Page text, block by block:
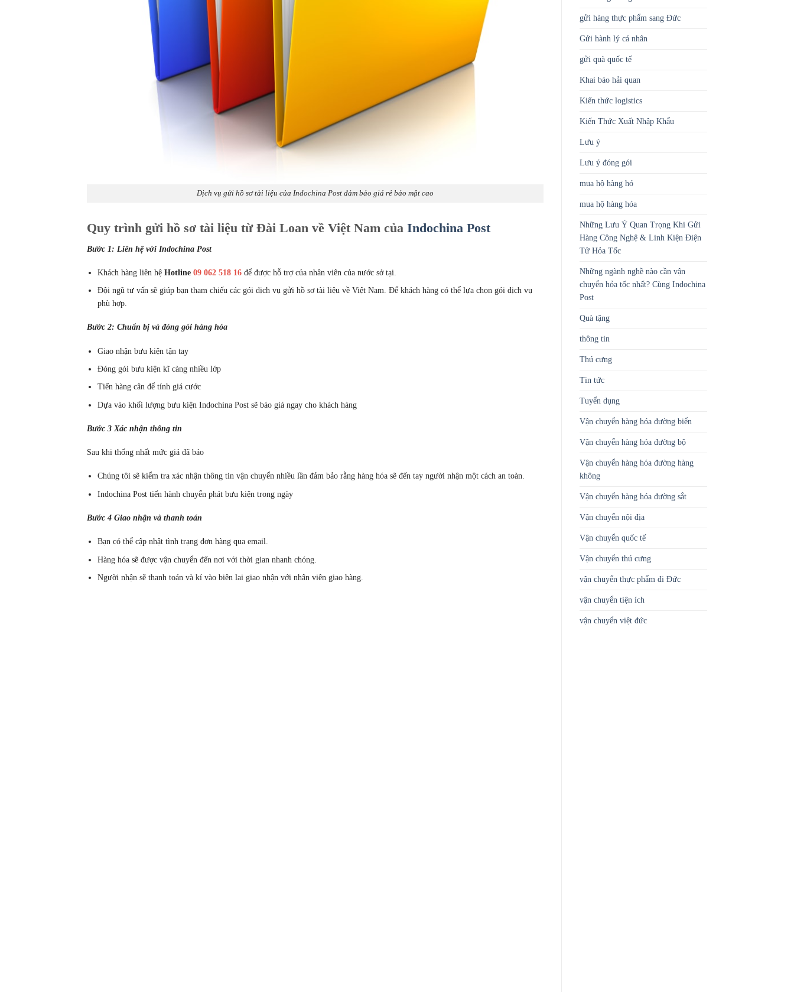
Dịch vụ gửi hồ sơ tài liệu của Indochina Post đảm bảo giá rẻ bảo mật cao
Quy trình gửi hồ sơ tài liệu từ Đài Loan về Việt Nam của Indochina Post
Bước 1: Liên hệ với Indochina Post
Khách hàng liên hệHotline 09 062 518 16để được hỗ trợ của nhân viên của nước sở tại.
Đội ngũ tư vấn sẽ giúp bạn tham chiếu các gói dịch vụ gửi hồ sơ tài liệu về Việt Nam. Để khách hàng có thể lựa chọn gói dịch vụ
phù hợp.
Bước 2: Chuẩn bị và đóng gói hàng hóa
Giao nhận bưu kiện tận tay
Đóng gói bưu kiện kĩ càng nhiều lớp
Tiến hàng cân để tính giá cước
Dựa vào khối lượng bưu kiện Indochina Post sẽ báo giá ngay cho khách hàng
Bước 3 Xác nhận thông tin
Sau khi thống nhất mức giá đã báo
Chúng tôi sẽ kiểm tra xác nhận thông tin vận chuyển nhiều lần đảm bảo rằng hàng hóa sẽ đến tay người nhận một cách an toàn.
Indochina Post tiến hành chuyển phát bưu kiện trong ngày
Bước 4 Giao nhận và thanh toán
Bạn có thể cập nhật tình trạng đơn hàng qua email.
Hàng hóa sẽ được vận chuyển đến nơi với thời gian nhanh chóng.
Người nhận sẽ thanh toán và kí vào biên lai giao nhận với nhân viên giao hàng.
gửi hàng thực phẩm sang Đức
Gửi hành lý cá nhân
gửi quà quốc tế
Khai báo hải quan
Kiến thức logistics
Kiến Thức Xuất Nhập Khẩu
Lưu ý
Lưu ý đóng gói
mua hộ hàng hó
mua hộ hàng hóa
Những Lưu Ý Quan Trọng Khi Gửi
Hàng Công Nghệ & Linh Kiện Điện
Tử Hỏa Tốc
Những ngành nghề nào cần vận
chuyển hỏa tốc nhất? Cùng Indochina
Post
Quà tặng
thông tin
Thú cưng
Tin tức
Tuyển dụng
Vận chuyển hàng hóa đường biển
Vận chuyển hàng hóa đường bộ
Vận chuyển hàng hóa đường hàng
không
Vận chuyển hàng hóa đường sắt
Vận chuyển nội địa
Vận chuyển quốc tế
Vận chuyển thú cưng
vận chuyển thực phẩm đi Đức
vận chuyển tiện ích
vận chuyển việt đức